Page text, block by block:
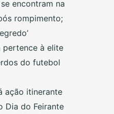
encontram na
rompimento;
pertence à elite
do futebol
ação itinerante
Dia do Feirante